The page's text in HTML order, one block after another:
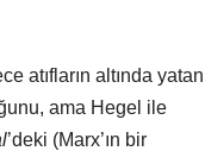
atıfların altında yatan
ama Hegel ile
’deki (Marx’ın bir